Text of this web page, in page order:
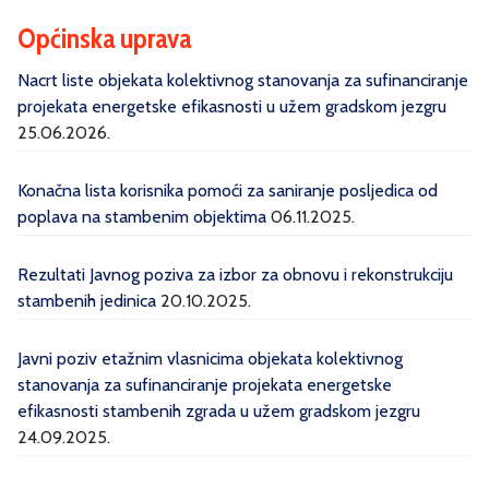
Općinska uprava
Nacrt liste objekata kolektivnog stanovanja za sufinanciranje
projekata energetske efikasnosti u užem gradskom jezgru
25.06.2026.
Konačna lista korisnika pomoći za saniranje posljedica od
poplava na stambenim objektima 06.11.2025.
Rezultati Javnog poziva za izbor za obnovu i rekonstrukciju
stambenih jedinica 20.10.2025.
Javni poziv etažnim vlasnicima objekata kolektivnog
stanovanja za sufinanciranje projekata energetske
efikasnosti stambenih zgrada u užem gradskom jezgru
24.09.2025.